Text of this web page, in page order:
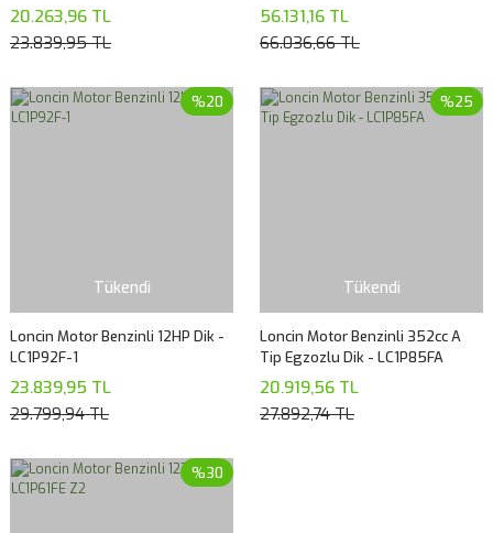
20.263,96 TL
23.839,95 TL
56.131,16 TL
66.036,66 TL
%20
Tükendi
Loncin Motor Benzinli 12HP Dik -
LC1P92F-1
23.839,95 TL
29.799,94 TL
%25
Tükendi
Loncin Motor Benzinli 352cc A
Tip Egzozlu Dik - LC1P85FA
20.919,56 TL
27.892,74 TL
%30